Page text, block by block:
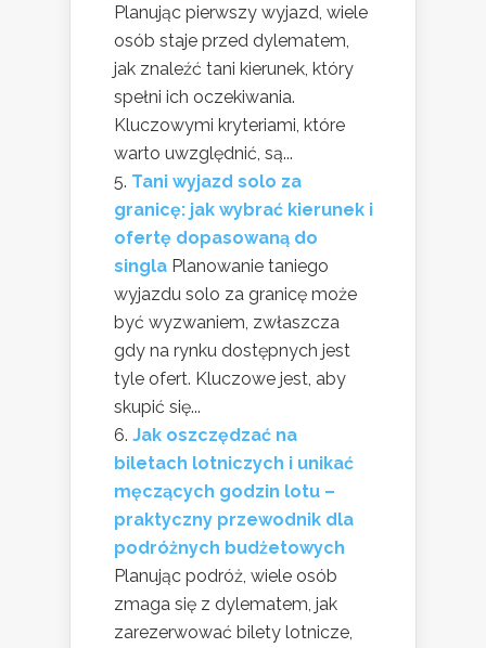
Planując pierwszy wyjazd, wiele
osób staje przed dylematem,
jak znaleźć tani kierunek, który
spełni ich oczekiwania.
Kluczowymi kryteriami, które
warto uwzględnić, są...
Tani wyjazd solo za
granicę: jak wybrać kierunek i
ofertę dopasowaną do
singla Planowanie taniego
wyjazdu solo za granicę może
być wyzwaniem, zwłaszcza
gdy na rynku dostępnych jest
tyle ofert. Kluczowe jest, aby
skupić się...
Jak oszczędzać na
biletach lotniczych i unikać
męczących godzin lotu –
praktyczny przewodnik dla
podróżnych budżetowych
Planując podróż, wiele osób
zmaga się z dylematem, jak
zarezerwować bilety lotnicze,